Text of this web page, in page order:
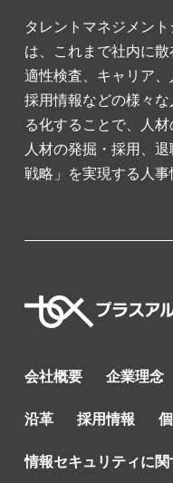
タレントマネジメント
は、これまで社内に散
適性検査、キャリア、
採用情報などの様々
る化することで、人
人材の発掘・採用、
戦略」を実現する人事
会社概要 企業理念
沿革 採用情報
情報セキュリティに関